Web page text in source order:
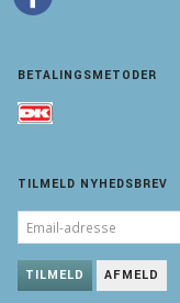
BETALINGSMETODER
TILMELD NYHEDSBREV
EMAIL-
ADRESSE
TILMELD AFMELD